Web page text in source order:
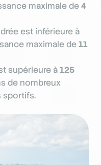
maximale de4
est inférieure à
maximale de11
supérieure à125
de nombreux
sportifs.